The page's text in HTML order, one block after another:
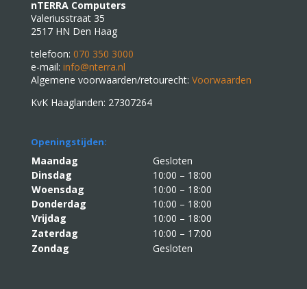
nTERRA Computers
Valeriusstraat 35
2517 HN Den Haag
telefoon: 070 350 3000
e-mail: info@nterra.nl
Algemene voorwaarden/retourecht: Voorwaarden
KvK Haaglanden: 27307264
Openingstijden:
Maandag
Gesloten
Dinsdag
10:00 – 18:00
Woensdag
10:00 – 18:00
Donderdag
10:00 – 18:00
Vrijdag
10:00 – 18:00
Zaterdag
10:00 – 17:00
Zondag
Gesloten